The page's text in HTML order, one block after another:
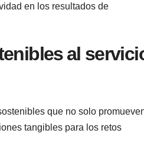
en los resultados de
al
que ‌no solo
⁣tangibles⁢ para‌ los retos